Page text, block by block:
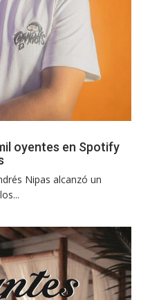
oyentes en Spotify
Nipas alcanzó un